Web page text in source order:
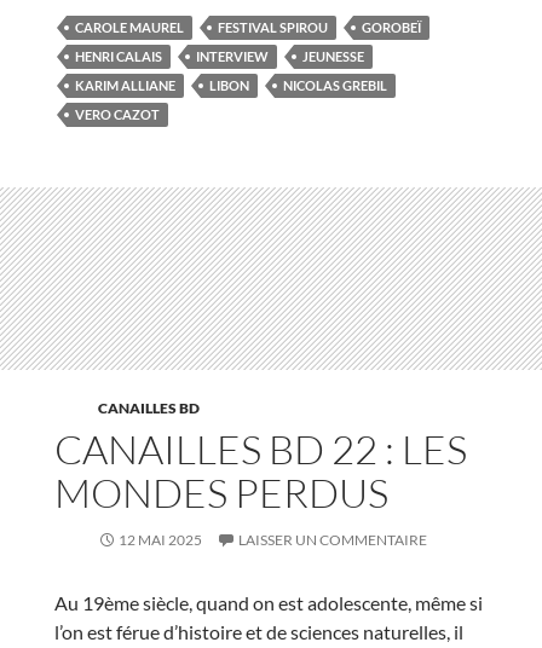
CAROLE MAUREL FESTIVAL SPIROU
GOROBEÏ
HENRI CALAIS
INTERVIEW
JEUNESSE
KARIM ALLIANE
LIBON
NICOLAS GREBIL
VERO CAZOT
CANAILLES BD
CANAILLES BD 22 : LES
MONDES PERDUS
12 MAI 2025 LAISSER UN COMMENTAIRE
Au 19ème siècle, quand on est adolescente, même si
l’on est férue d’histoire et de sciences naturelles, il